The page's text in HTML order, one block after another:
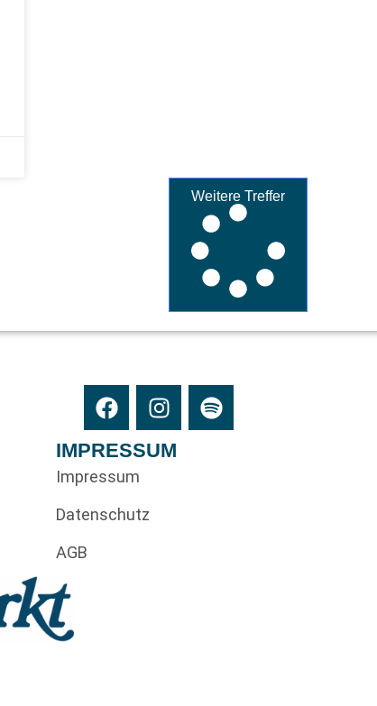
Weitere Treffer
IMPRESSUM
Impressum
Datenschutz
AGB